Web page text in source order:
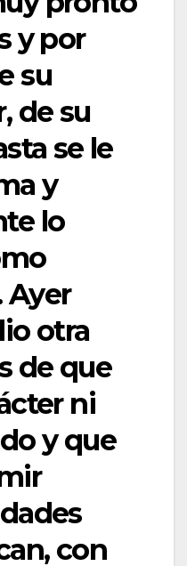
y por
su
de su
se le
y
lo
Ayer
otra
de que
ni
y que
con